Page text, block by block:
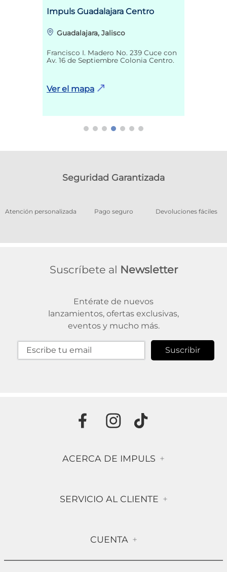
Impuls Guadalajara Centro
Guadalajara, Jalisco
Francisco I. Madero No. 239 Cuce con
Av. 16 de Septiembre Colonia Centro.
Ver el mapa
Seguridad Garantizada
Atención personalizada Pago seguro Devoluciones fáciles
Suscríbete al Newsletter
Entérate de nuevos
lanzamientos, ofertas exclusivas,
eventos y mucho más.
Suscribir
ACERCA DE IMPULS +
Contáctanos
Compra Segura
SERVICIO AL CLIENTE +
CUENTA +